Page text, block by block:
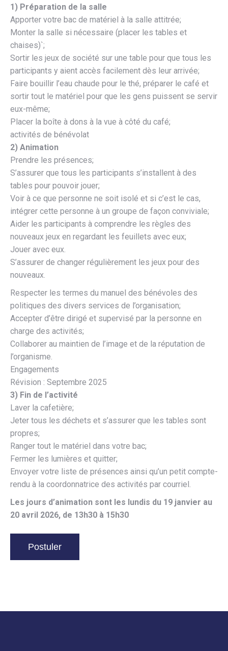
1) Préparation de la salle
Apporter votre bac de matériel à la salle attitrée;
Monter la salle si nécessaire (placer les tables et
chaises)`;
Sortir les jeux de société sur une table pour que tous les
participants y aient accès facilement dès leur arrivée;
Faire bouillir l’eau chaude pour le thé, préparer le café et
sortir tout le matériel pour que les gens puissent se servir
eux-même;
Placer la boîte à dons à la vue à côté du café;
activités de bénévolat
2) Animation
Prendre les présences;
S’assurer que tous les participants s’installent à des
tables pour pouvoir jouer;
Voir à ce que personne ne soit isolé et si c’est le cas,
intégrer cette personne à un groupe de façon conviviale;
Aider les participants à comprendre les règles des
nouveaux jeux en regardant les feuillets avec eux;
Jouer avec eux.
S’assurer de changer régulièrement les jeux pour des
nouveaux.
Respecter les termes du manuel des bénévoles des
politiques des divers services de l’organisation;
Accepter d’être dirigé et supervisé par la personne en
charge des activités;
Collaborer au maintien de l’image et de la réputation de
l’organisme.
Engagements
Révision : Septembre 2025
3) Fin de l’activité
Laver la cafetière;
Jeter tous les déchets et s’assurer que les tables sont
propres;
Ranger tout le matériel dans votre bac;
Fermer les lumières et quitter;
Envoyer votre liste de présences ainsi qu’un petit compte-
rendu à la coordonnatrice des activités par courriel.
Les jours d’animation sont les lundis du 19 janvier au
20 avril 2026, de 13h30 à 15h30